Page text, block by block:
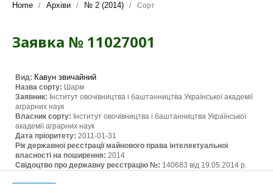
Home / Архіви / № 2 (2014) / Сорт
Заявка № 11027001
Вид: Кавун звичайний
Назва сорту: Шарм
Заявник: Інститут овочівництва і баштанництва Української академії
аграрних наук
Власник сорту: Інститут овочівництва і баштанництва Української
академії аграрних наук
Дата пріоритету: 2011-01-31
Рік державної реєстрації майнового права інтелектуальної
власності на поширення: 2014
Свідоцтво про державну реєстрацію №: 140683 від 19.05.2014 р.